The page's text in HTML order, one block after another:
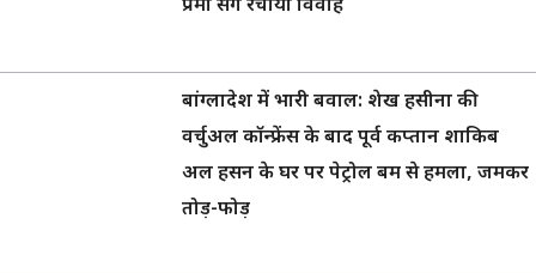
प्रेमी संग रचाया विवाह
बांग्लादेश में भारी बवाल: शेख हसीना की
वर्चुअल कॉन्फ्रेंस के बाद पूर्व कप्तान शाकिब
अल हसन के घर पर पेट्रोल बम से हमला, जमकर
तोड़-फोड़